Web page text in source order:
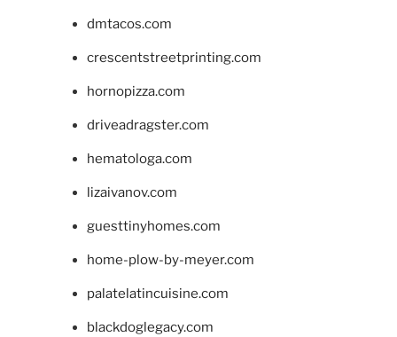
dmtacos.com
crescentstreetprinting.com
hornopizza.com
driveadragster.com
hematologa.com
lizaivanov.com
guesttinyhomes.com
home-plow-by-meyer.com
palatelatincuisine.com
blackdoglegacy.com